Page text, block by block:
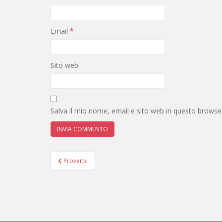
Email *
Sito web
Salva il mio nome, email e sito web in questo
Navigazione
articoli
Proverbi